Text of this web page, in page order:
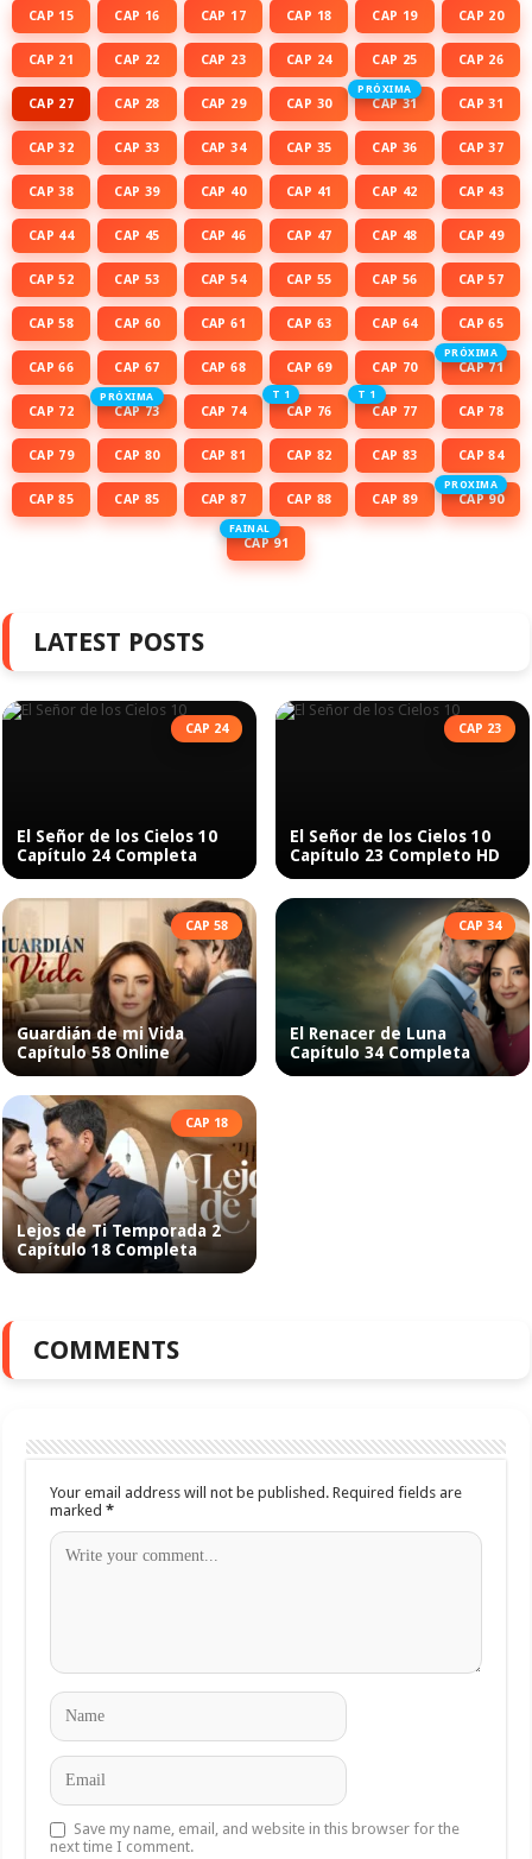
CAP 15 CAP 16 CAP 17 CAP 18 CAP 19 CAP 20
CAP 21 CAP 22 CAP 23 CAP 24 CAP 25 CAP 26
CAP 27 CAP 28 CAP 29 CAP 30
PRÓXIMA
CAP 31 CAP 31
CAP 32 CAP 33 CAP 34 CAP 35 CAP 36 CAP 37
CAP 38 CAP 39 CAP 40 CAP 41 CAP 42 CAP 43
CAP 44 CAP 45 CAP 46 CAP 47 CAP 48 CAP 49
CAP 52 CAP 53 CAP 54 CAP 55 CAP 56 CAP 57
CAP 58 CAP 60 CAP 61 CAP 63 CAP 64 CAP 65
CAP 66 CAP 67 CAP 68 CAP 69 CAP 70
PRÓXIMA
CAP 71
CAP 72
PRÓXIMA
CAP 73 CAP 74
T 1
CAP 76
T 1
CAP 77 CAP 78
CAP 79 CAP 80 CAP 81 CAP 82 CAP 83 CAP 84
CAP 85 CAP 85 CAP 87 CAP 88 CAP 89
PROXIMA
CAP 90
FAINAL
CAP 91
LATEST POSTS
CAP 24
El Señor de los Cielos 10
Capítulo 24 Completa
CAP 23
El Señor de los Cielos 10
Capítulo 23 Completo HD
CAP 58
Guardián de mi Vida
Capítulo 58 Online
CAP 34
El Renacer de Luna
Capítulo 34 Completa
CAP 18
Lejos de Ti Temporada 2
Capítulo 18 Completa
COMMENTS
Your email address will not be published. Required fields are
marked*
Save my name, email, and website in this browser for the
next time I comment.